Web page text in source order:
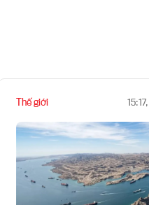
Thế giới